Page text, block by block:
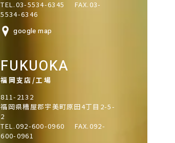
TEL.03-5534-6345
FAX.03-
5534-6346
google map
FUKUOKA
福岡支店/工場
811-2132
福岡県糟屋郡宇美町原田4丁目2-5-
2
TEL.092-600-0960
FAX.092-
600-0961